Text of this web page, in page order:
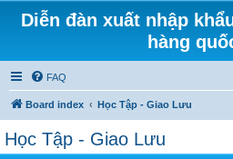
Diễn đàn xuất nhập
hàng
FAQ
Board index Học Tập - Giao Lưu
Học Tập - Giao Lưu